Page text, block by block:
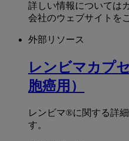
詳しい情報については
会社のウェブサイトを
外部リソース
レンビマカプ
胞癌用）
レンビマ®に関する詳
す。